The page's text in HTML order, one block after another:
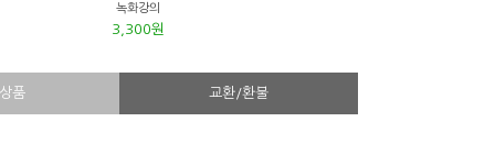
녹화강의
3,300원
품 교환/환불